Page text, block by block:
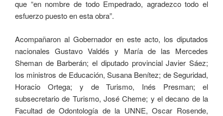
que “en nombre de todo Empedrado, agradezco todo el
esfuerzo puesto en esta obra”.
Acompañaron al Gobernador en este acto, los diputados
nacionales Gustavo Valdés y María de las Mercedes
Sheman de Barberán; el diputado provincial Javier Sáez;
los ministros de Educación, Susana Benítez; de Seguridad,
Horacio Ortega; y de Turismo, Inés Presman; el
subsecretario de Turismo, José Cheme; y el decano de la
Facultad de Odontología de la UNNE, Oscar Rosende,